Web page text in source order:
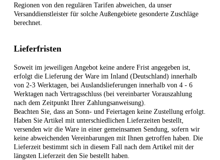
Regionen von den regulären Tarifen abweichen, da unser
Versanddienstleister für solche Außengebiete gesonderte Zuschläge
berechnet.
Lieferfristen
Soweit im jeweiligen Angebot keine andere Frist angegeben ist,
erfolgt die Lieferung der Ware im Inland (Deutschland) innerhalb
von 2-3 Werktagen, bei Auslandslieferungen innerhalb von 4 - 6
Werktagen nach Vertragsschluss (bei vereinbarter Vorauszahlung
nach dem Zeitpunkt Ihrer Zahlungsanweisung).
Beachten Sie, dass an Sonn- und Feiertagen keine Zustellung erfolgt.
Haben Sie Artikel mit unterschiedlichen Lieferzeiten bestellt,
versenden wir die Ware in einer gemeinsamen Sendung, sofern wir
keine abweichenden Vereinbarungen mit Ihnen getroffen haben. Die
Lieferzeit bestimmt sich in diesem Fall nach dem Artikel mit der
längsten Lieferzeit den Sie bestellt haben.